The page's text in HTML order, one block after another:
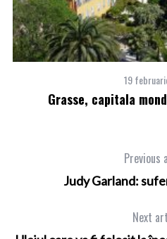
19
Grasse, capitala
Previous
Judy Garland:
Next